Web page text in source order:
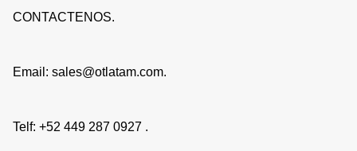
CONTACTENOS.
Email: sales@otlatam.com.
Telf: +52 449 287 0927 .